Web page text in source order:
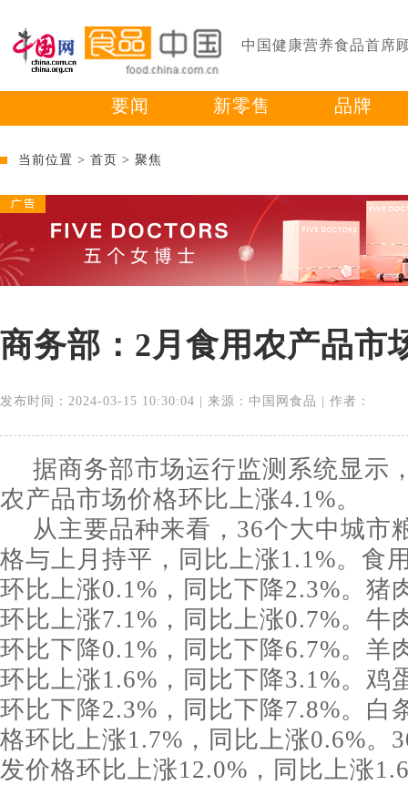
中国健康营养食品首席
要闻 新零售 品牌
当前位置 > 首页 > 聚焦
商务部：2月食用农产品市
发布时间：2024-03-15 10:30:04 | 来源：中国网食品 | 作者：
据商务部市场运行监测系统显示
农产品市场价格环比上涨4.1%。
从主要品种来看，36个大中城市
格与上月持平，同比上涨1.1%。食
环比上涨0.1%，同比下降2.3%。猪
环比上涨7.1%，同比上涨0.7%。牛
环比下降0.1%，同比下降6.7%。羊
环比上涨1.6%，同比下降3.1%。鸡
环比下降2.3%，同比下降7.8%。白
格环比上涨1.7%，同比上涨0.6%。
发价格环比上涨12.0%，同比上涨